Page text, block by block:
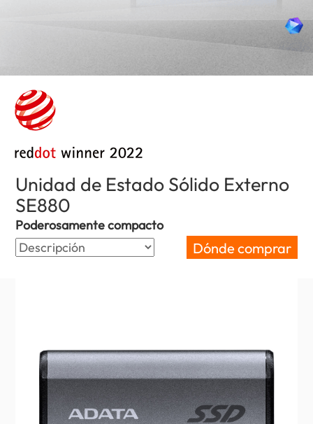
Unidad de Estado Sólido Externo
SE880
Poderosamente compacto
Dónde comprar